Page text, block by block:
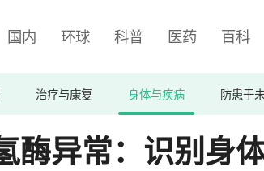
国内 环球 科普 医药 百科
治疗与康复 身体与疾病 防患于
酶异常：识别身